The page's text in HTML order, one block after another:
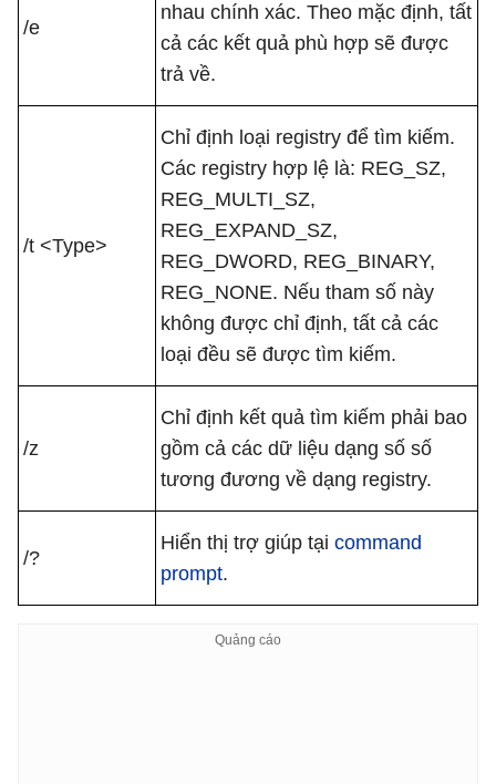
/e
nhau chính xác. Theo mặc định, tất
cả các kết quả phù hợp sẽ được
trả về.
/t <Type>
Chỉ định loại registry để tìm kiếm.
Các registry hợp lệ là: REG_SZ,
REG_MULTI_SZ,
REG_EXPAND_SZ,
REG_DWORD, REG_BINARY,
REG_NONE. Nếu tham số này
không được chỉ định, tất cả các
loại đều sẽ được tìm kiếm.
/z
Chỉ định kết quả tìm kiếm phải bao
gồm cả các dữ liệu dạng số số
tương đương về dạng registry.
/?
Hiển thị trợ giúp tại command
prompt.